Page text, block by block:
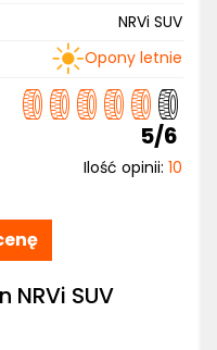
NRVi SUV
Opony letnie
5/6
Ilość opinii: 10
NRVi SUV